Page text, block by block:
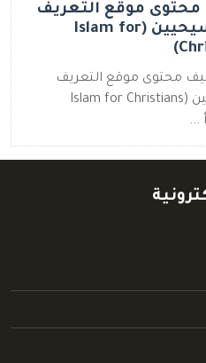
موقع التعريف
بالإسلام للمسيحيين (Islam for
محتوى موقع التعريف
بالإسلام للمسيحيين (Islam for Christians